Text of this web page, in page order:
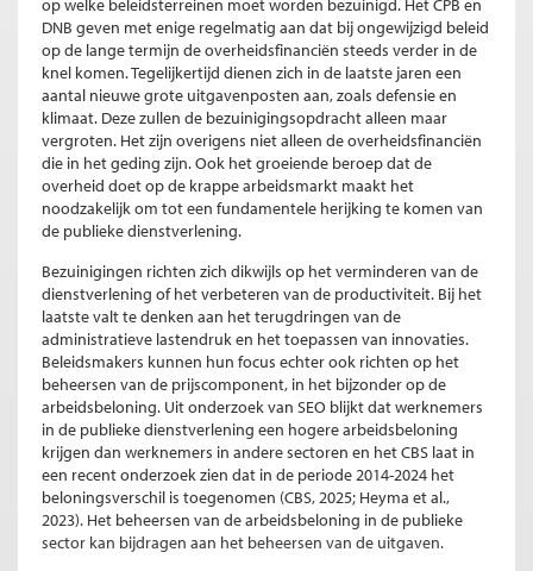
op welke beleidsterreinen moet worden bezuinigd. Het CPB en
DNB geven met enige regelmatig aan dat bij ongewijzigd beleid
op de lange termijn de overheidsfinanciën steeds verder in de
knel komen. Tegelijkertijd dienen zich in de laatste jaren een
aantal nieuwe grote uitgavenposten aan, zoals defensie en
klimaat. Deze zullen de bezuinigingsopdracht alleen maar
vergroten. Het zijn overigens niet alleen de overheidsfinanciën
die in het geding zijn. Ook het groeiende beroep dat de
overheid doet op de krappe arbeidsmarkt maakt het
noodzakelijk om tot een fundamentele herijking te komen van
de publieke dienstverlening.
Bezuinigingen richten zich dikwijls op het verminderen van de
dienstverlening of het verbeteren van de productiviteit. Bij het
laatste valt te denken aan het terugdringen van de
administratieve lastendruk en het toepassen van innovaties.
Beleidsmakers kunnen hun focus echter ook richten op het
beheersen van de prijscomponent, in het bijzonder op de
arbeidsbeloning. Uit onderzoek van SEO blijkt dat werknemers
in de publieke dienstverlening een hogere arbeidsbeloning
krijgen dan werknemers in andere sectoren en het CBS laat in
een recent onderzoek zien dat in de periode 2014-2024 het
beloningsverschil is toegenomen (CBS, 2025; Heyma et al.,
2023). Het beheersen van de arbeidsbeloning in de publieke
sector kan bijdragen aan het beheersen van de uitgaven.